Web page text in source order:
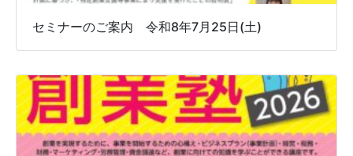
セミナーのご案内 令和8年7月25日(土)